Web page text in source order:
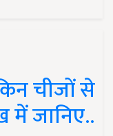
चीजों से
जानिए..